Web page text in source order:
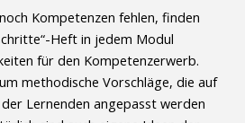
Kompetenzen fehlen, finden
Heft in jedem Modul
für den Kompetenzerwerb.
methodische Vorschläge, die auf
Lernenden angepasst werden